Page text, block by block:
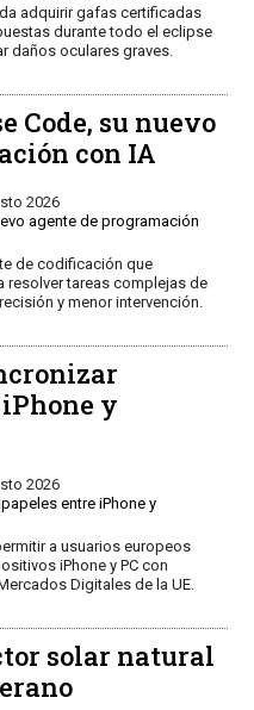
adquirir gafas certificadas
durante todo el eclipse
daños oculares graves.
Code, su nuevo
con IA
2026
de codificación que
tareas complejas de
y menor intervención.
y
2026
a usuarios europeos
iPhone y PC con
Digitales de la UE.
solar natural